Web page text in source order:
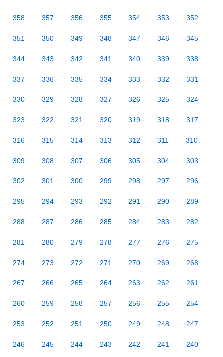
358 357 356 355 354 353 352
351 350 349 348 347 346 345
344 343 342 341 340 339 338
337 336 335 334 333 332 331
330 329 328 327 326 325 324
323 322 321 320 319 318 317
316 315 314 313 312 311 310
309 308 307 306 305 304 303
302 301 300 299 298 297 296
295 294 293 292 291 290 289
288 287 286 285 284 283 282
281 280 279 278 277 276 275
274 273 272 271 270 269 268
267 266 265 264 263 262 261
260 259 258 257 256 255 254
253 252 251 250 249 248 247
246 245 244 243 242 241 240